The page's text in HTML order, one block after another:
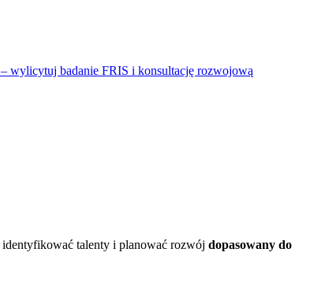
wylicytuj badanie FRIS i konsultację rozwojową
identyfikować talenty i planować rozwój dopasowany do